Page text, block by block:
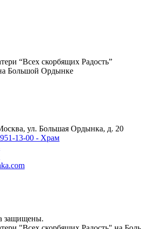
“Всех скорбящих Радость”
Большой Ордынке
ул. Большая Ордынка, д. 20
13-00 - Храм
защищены.